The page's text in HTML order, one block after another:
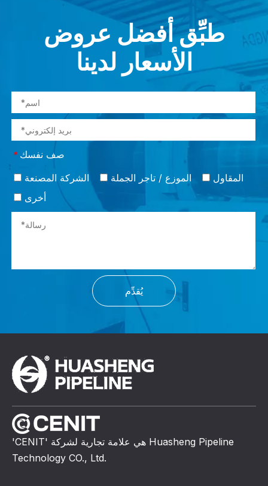
طبِّق أفضل عروض
الأسعار لدينا
* صف نفسك
الشركة المصنعة
الموزع / تاجر الجملة
المقاول
أخرى
يُقدِّم
'CENIT' هي علامة تجارية لشركة Huasheng Pipeline
Technology CO., Ltd.